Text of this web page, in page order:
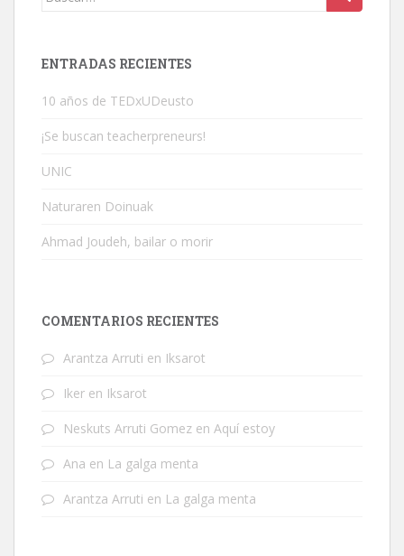
ENTRADAS RECIENTES
10 años de TEDxUDeusto
¡Se buscan teacherpreneurs!
UNIC
Naturaren Doinuak
Ahmad Joudeh, bailar o morir
COMENTARIOS RECIENTES
Arantza Arruti en Iksarot
Iker en Iksarot
Neskuts Arruti Gomez en Aquí estoy
Ana en La galga menta
Arantza Arruti en La galga menta